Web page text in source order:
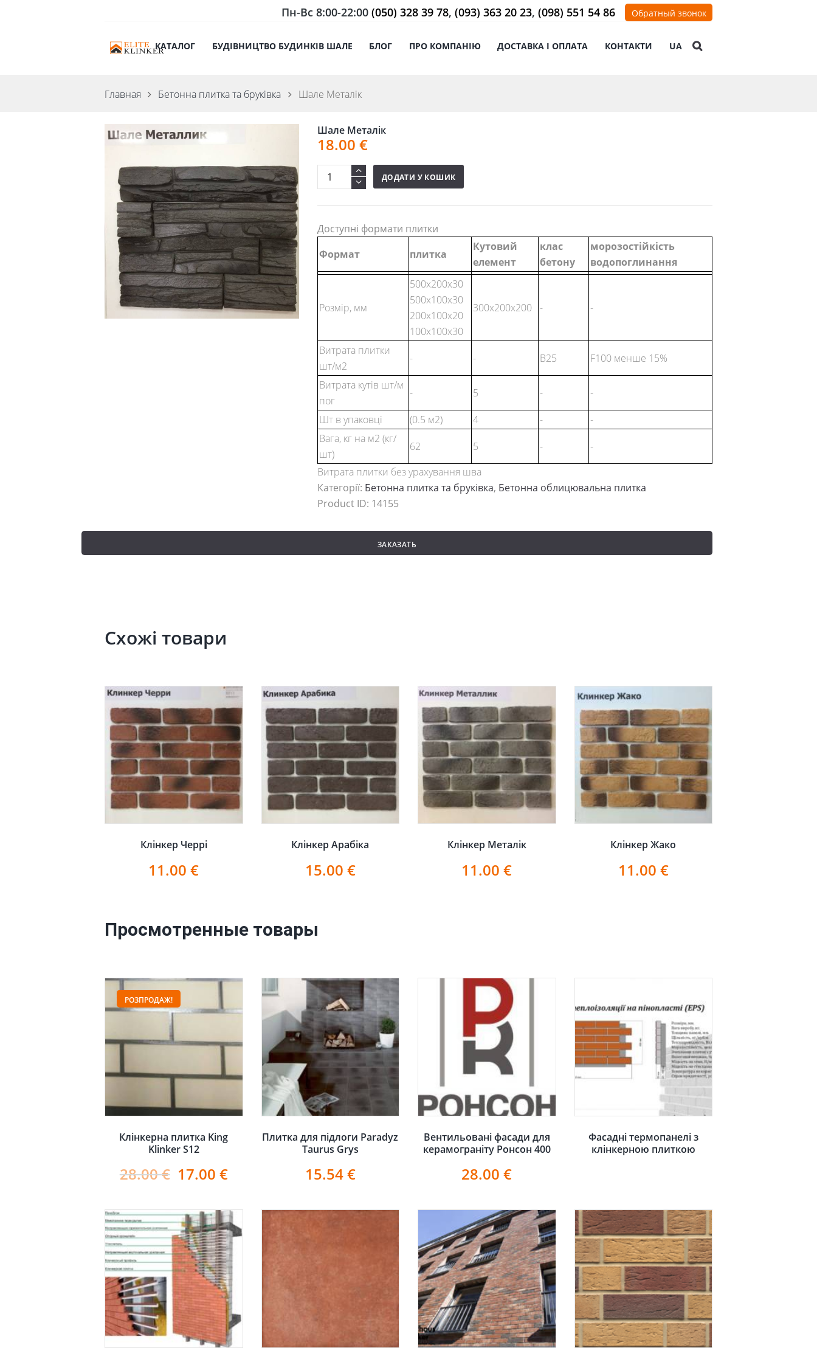
Пн-Вс 8:00-22:00 (050) 328 39 78, (093) 363 20 23, (098) 551 54 86 Обратный звонок
КАТАЛОГ БУДІВНИЦТВО БУДИНКІВ ШАЛЕ БЛОГ ПРО КОМПАНІЮ ДОСТАВКА І ОПЛАТА КОНТАКТИ UA
Главная Бетонна плитка та бруківка Шале Металік
Шале Металік
18.00 €
ДОДАТИ У КОШИК
Доступні формати плитки
Формат
плитка
Кутовий
елемент
клас
бетону
морозостійкість
водопоглинання
Розмір, мм
500x200x30
500х100х30
200х100х20
100х100х30
300x200x200 - -
Витрата плитки
шт/м2
- - В25
F100 менше 15%
Витрата кутів шт/м
пог
- 5 -
-
Шт в упаковці
(0.5 м2) 4 -
-
Вага, кг на м2 (кг/
шт)
62 5 -
-
Витрата плитки без урахування шва
Категорії: Бетонна плитка та бруківка, Бетонна облицювальна плитка
Product ID: 14155
ЗАКАЗАТЬ
Схожі товари
Клінкер Черрі
11.00€
Клінкер Арабіка
15.00 €
Клінкер Металік
11.00€
Клінкер Жако
11.00 €
Просмотренные товары
РОЗПРОДАЖ!
Клінкерна плитка King
Klinker S12
28.00€ 17.00 €
Плитка для підлоги Paradyz
Taurus Grys
15.54€
Вентильовані фасади для
керамограніту Ронсон 400
28.00€
Фасадні термопанелі з
клінкерною плиткою